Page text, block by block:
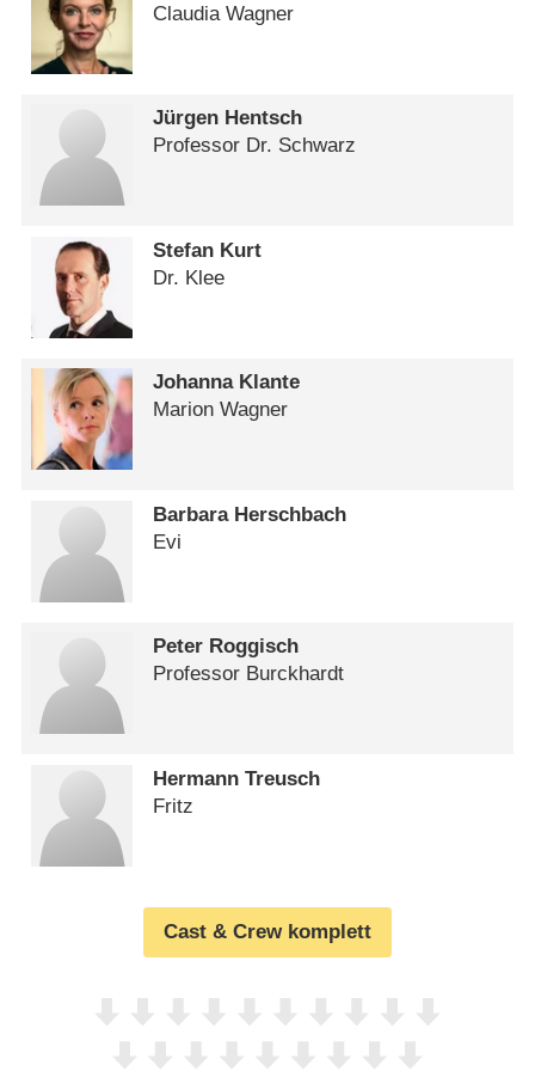
Claudia Wagner
Jürgen Hentsch
Professor Dr. Schwarz
Stefan Kurt
Dr. Klee
Johanna Klante
Marion Wagner
Barbara Herschbach
Evi
Peter Roggisch
Professor Burckhardt
Hermann Treusch
Fritz
Cast & Crew komplett